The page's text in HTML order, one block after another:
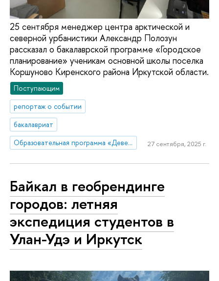
25 сентября менеджер центра арктической и
северной урбанистики Александр Полозун
рассказал о бакалаврской программе «Городское
планирование» ученикам основной школы поселка
Коршуново Киренского района Иркутской области.
Поступающим
репортаж о событии
бакалавриат
Образовательная программа «Девелопмент и городское планирование»
27 сентября, 2025 г.
Байкал в геобрендинге
городов: летняя
экспедиция студентов в
Улан-Удэ и Иркутск